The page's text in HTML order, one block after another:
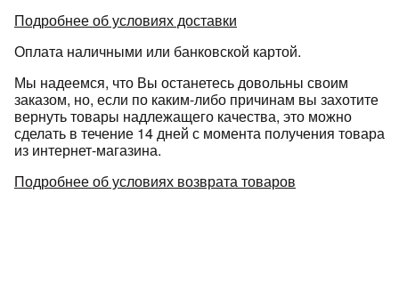
Подробнее об условиях доставки
Оплата наличными или банковской картой.
Мы надеемся, что Вы останетесь довольны своим
заказом, но, если по каким-либо причинам вы захотите
вернуть товары надлежащего качества, это можно
сделать в течение 14 дней с момента получения товара
из интернет-магазина.
Подробнее об условиях возврата товаров